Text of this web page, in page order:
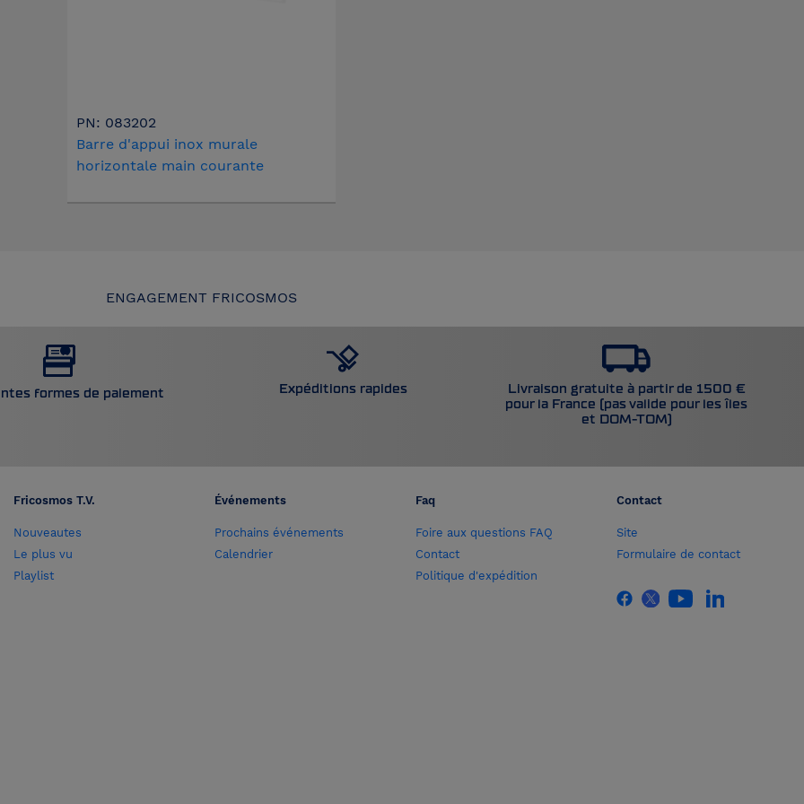
PN: 083202
Barre d'appui inox murale
horizontale main courante
ENGAGEMENT FRICOSMOS
formes de paiement Expéditions rapides
Livraison gratuite à partir de 1500 €
pour la France (pas valide pour les îles
et DOM-TOM)
Fricosmos T.V.
Nouveautes
Le plus vu
Playlist
Événements
Prochains événements
Calendrier
Faq
Foire aux questions FAQ
Contact
Politique d'expédition
Contact
Site
Formulaire de contact